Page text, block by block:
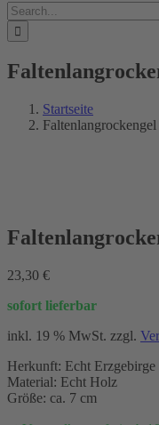
Suche
nach:
Startseite
23,30 €
sofort lieferbar
inkl. 19 % MwSt. zzgl.
Herkunft: Echt Erzgebirge
Material: Echt Holz
Größe: ca. 7 cm